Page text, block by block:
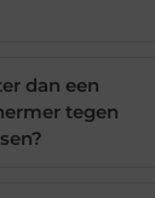
dan een
tegen